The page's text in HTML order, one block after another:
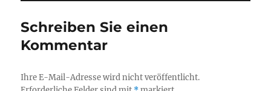
Schreiben Sie einen
Kommentar
Ihre E-Mail-Adresse wird nicht veröffentlicht.